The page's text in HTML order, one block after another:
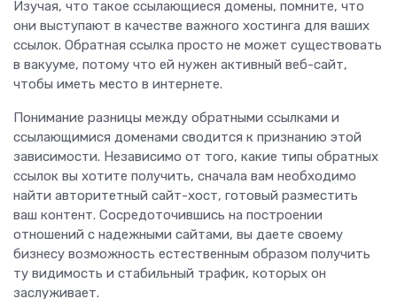
Изучая, что такое ссылающиеся домены, помните, что
они выступают в качестве важного хостинга для ваших
ссылок. Обратная ссылка просто не может существовать
в вакууме, потому что ей нужен активный веб-сайт,
чтобы иметь место в интернете.
Понимание разницы между обратными ссылками и
ссылающимися доменами сводится к признанию этой
зависимости. Независимо от того, какие типы обратных
ссылок вы хотите получить, сначала вам необходимо
найти авторитетный сайт-хост, готовый разместить
ваш контент. Сосредоточившись на построении
отношений с надежными сайтами, вы даете своему
бизнесу возможность естественным образом получить
ту видимость и стабильный трафик, которых он
заслуживает.